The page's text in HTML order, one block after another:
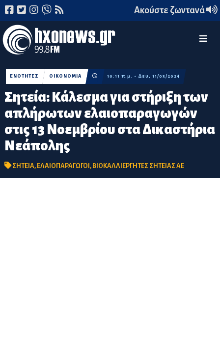
Ακούστε ζωντανά
Σητεία: Κάλεσμα για στήριξη των
απλήρωτων ελαιοπαραγωγών
στις 13 Νοεμβρίου στα Δικαστήρια
Νεάπολης
ΕΝΟΤΗΤΕΣ ΟΙΚΟΝΟΜΙΑ 10:11 π.μ. - Δευ, 11/03/2024
ΣΗΤΕΙΑ, ΕΛΑΙΟΠΑΡΑΓΩΓΟΙ, ΒΙΟΚΑΛΛΙΕΡΓΗΤΕΣ ΣΗΤΕΙΑΣ ΑΕ